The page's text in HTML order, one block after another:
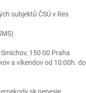
subjektů ČSÚ v Res
150 00 Praha
a víkendov od 10:00h. do